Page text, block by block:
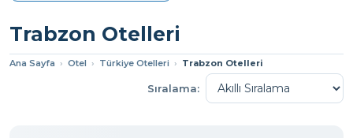
Trabzon Otelleri
Ana Sayfa › Otel › Türkiye Otelleri › Trabzon Otelleri
Sıralama: